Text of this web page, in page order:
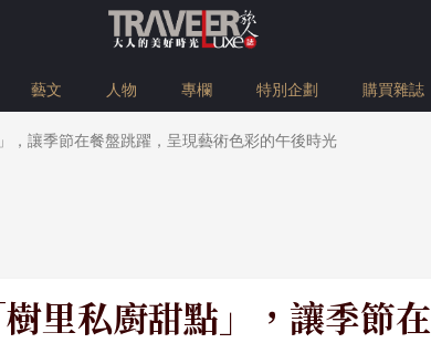
藝文 人物 專欄 特別企劃 購買雜誌
，讓季節在餐盤跳躍，呈現藝術色彩的午後時光
里私廚甜點」，讓季節